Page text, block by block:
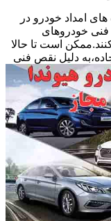
امداد خودرو در
خودروهای
است تا حالا
دلیل نقص فنی